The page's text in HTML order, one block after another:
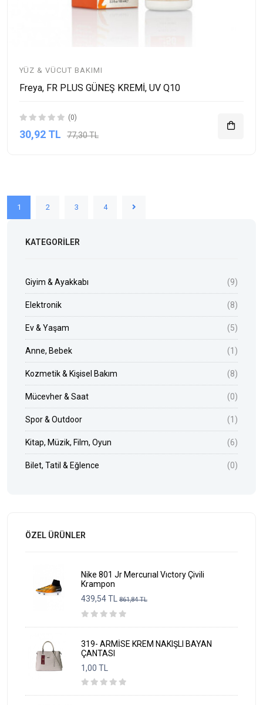
YÜZ & VÜCUT BAKIMI
Freya, FR PLUS GÜNEŞ KREMİ, UV Q10
(0)
30,92 TL 77,30 TL
1 2 3 4
KATEGORILER
Giyim & Ayakkabı (9)
Elektronik (8)
Ev & Yaşam (5)
Anne, Bebek (1)
Kozmetik & Kişisel Bakım (8)
Mücevher & Saat (0)
Spor & Outdoor (1)
Kitap, Müzik, Film, Oyun (6)
Bilet, Tatil & Eğlence (0)
ÖZEL ÜRÜNLER
Nike 801 Jr Mercurıal Vıctory Çivili
Krampon
439,54 TL
861,84 TL
319- ARMİSE KREM NAKIŞLI BAYAN
ÇANTASI
1,00 TL